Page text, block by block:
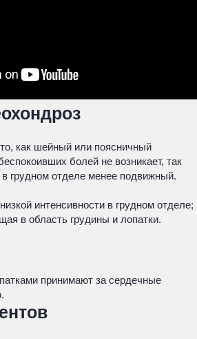
как шейный или поясничный
болей не возникает, так
грудном отделе менее подвижный.
интенсивности в грудном отделе;
в область грудины и лопатки.
принимают за сердечные